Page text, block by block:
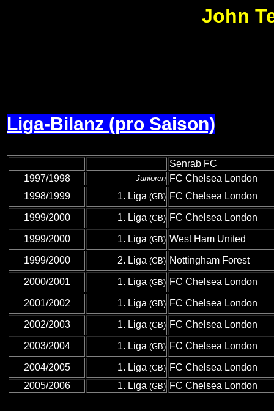
John
Liga-Bilanz (pro Saison)
Senrab FC
1997/1998
Junioren FC Chelsea London
1998/1999
1. Liga (GB) FC Chelsea London
1999/2000 1. Liga (GB) FC Chelsea London
1999/2000 1. Liga (GB) West Ham United
1999/2000 2. Liga (GB) Nottingham Forest
2000/2001 1. Liga (GB) FC Chelsea London
2001/2002 1. Liga (GB) FC Chelsea London
2002/2003 1. Liga (GB) FC Chelsea London
2003/2004 1. Liga (GB) FC Chelsea London
2004/2005 1. Liga (GB) FC Chelsea London
2005/2006
1. Liga (GB) FC Chelsea London